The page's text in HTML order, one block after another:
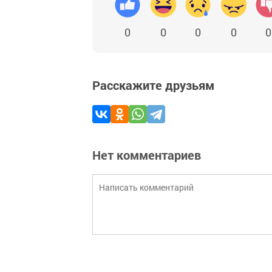
0 0 0 0 0
Расскажите друзьям
Нет комментариев